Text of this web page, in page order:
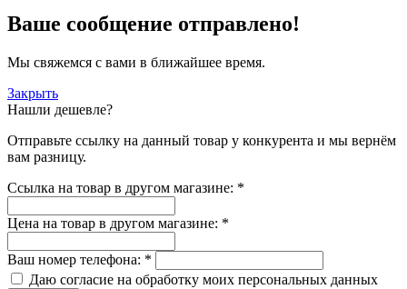
Ваше сообщение отправлено!
Мы свяжемся с вами в ближайшее время.
Закрыть
Нашли дешевле?
Отправьте ссылку на данный товар у конкурента и мы вернём
вам разницу.
Ссылка на товар в другом магазине: *
Цена на товар в другом магазине: *
Ваш номер телефона: *
Даю согласие на обработку моих персональных данных